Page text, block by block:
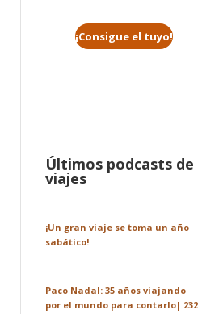
¡Consigue el tuyo!
Últimos podcasts de
viajes
¡Un gran viaje se toma un año
sabático!
Paco Nadal: 35 años viajando
por el mundo para contarlo| 232